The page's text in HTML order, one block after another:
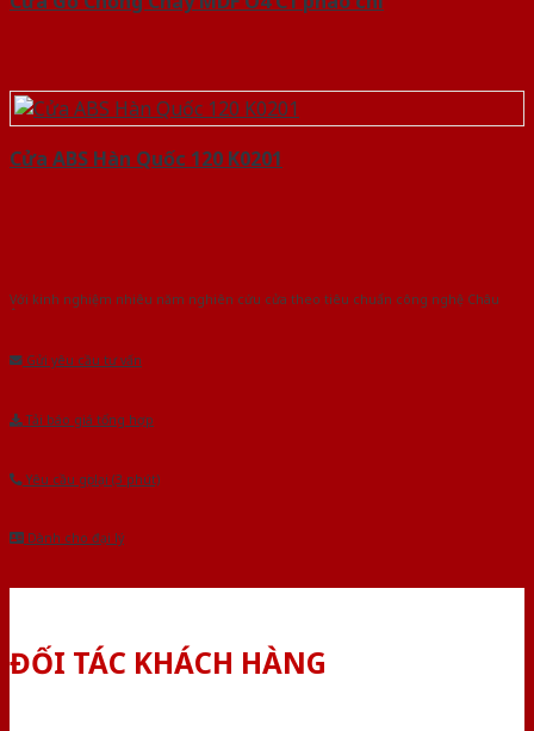
Cửa ABS Hàn Quốc 120 K0201
Với kinh nghiệm nhiêu năm nghiên cứu cửa theo tiêu chuẩn công nghệ Châu
Gửi yêu cầu tư vấn
Tải báo giá tổng hợp
Yêu cầu gọi lại (3 phút)
Dành cho đại lý
ĐỐI TÁC KHÁCH HÀNG